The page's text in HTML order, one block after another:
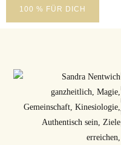
100 % FÜR DICH